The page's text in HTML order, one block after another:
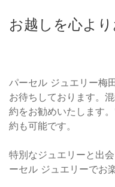
お越しを心よ
パーセル ジュエリー梅
お待ちしております。
約をお勧めいたします
約も可能です。
特別なジュエリーと出
ーセル ジュエリーでお